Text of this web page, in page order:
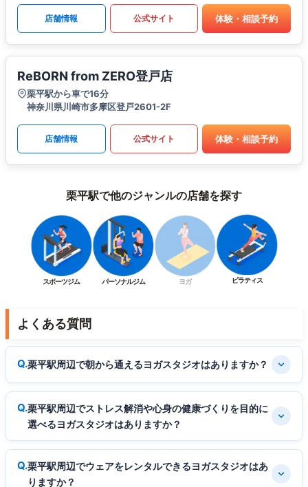
店舗情報 公式サイト 体験・相談予約
ReBORN from ZERO登戸店
栗平駅から車で16分
神奈川県川崎市多摩区登戸2601-2F
店舗情報 公式サイト 体験・相談予約
栗平駅で他のジャンルの店舗を探す
スポーツジム パーソナルジム ヨガ ピラティス
よくある質問
栗平駅周辺で朝から通えるヨガスタジオはありますか？
栗平駅周辺でストレス解消や心身の健康づくりを目的に
選べるヨガスタジオはありますか？
栗平駅周辺でウェアをレンタルできるヨガスタジオはあ
りますか？